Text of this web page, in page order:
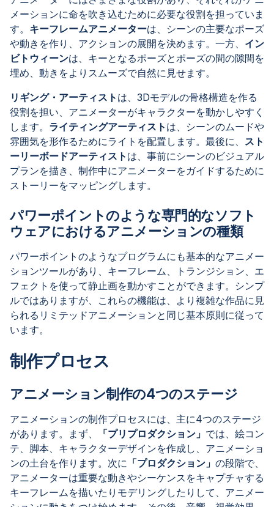
メーションに命を吹き込むために必要な役割を担っていま
す。 キーフレームアニメーターは、シーンの主要なポーズ
や動きを作り、アクションの展開を決めます。一方、 イン
ビトウィーンは、キーとなるポーズとポーズの間の隙間を
埋め、動きをよりスムーズで自然に見せます。
リギング・アーティスト は、3Dモデルの骨格構造を作る
役割を担い、アニメーターがキャラクターを動かしやすく
します。 ライティングアーティスト は、シーンのムードや
雰囲気を形作るためにライトを配置します。最後に、 スト
ーリーボードアーティスト は、事前にシーンのビジュアル
プランを描き、制作中にアニメーターをガイドするために
ストーリーをマッピングします。
パワーポイントのような専門的なソフト
ウェアにおけるアニメーションの種類
パワーポイントのようなプログラムにも基本的なアニメー
ションツールがあり、キーフレーム、トランジション、エ
フェクトを使って静止画を動かすことができます。シンプ
ルではありますが、これらの機能は、より複雑な作品に見
られるリミテッドアニメーションと同じ基本原則に従って
います。
制作プロセス
アニメーション制作の4つのステージ
アニメーションの制作プロセスには、主に4つのステージ
があります。まず、
「プリプロダクション」 では、絵コン
テ、脚本、キャラクターデザインを作成し、アニメーショ
ンの土台を作ります。次に 「プロダクション」 の段階で、
アニメーターは重要な動きやシーケンスをキャプチャする
キーフレームを描いたりモデリングしたりして、アニメー